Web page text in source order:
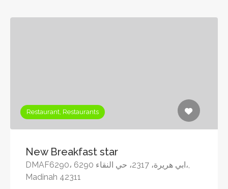
Restaurant, Restaurants
New Breakfast star
DMAF6290، 6290 ابي هريرة، 2317، حي النقاء،,
Madinah 42311